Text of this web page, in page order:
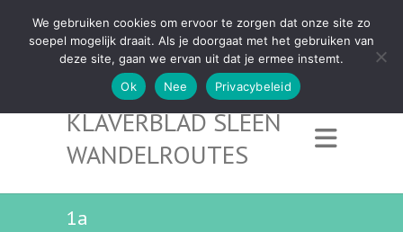
KLAVERBLAD SLEEN
WANDELROUTES
1a
We gebruiken cookies om ervoor te zorgen dat onze site zo
soepel mogelijk draait. Als je doorgaat met het gebruiken van
deze site, gaan we ervan uit dat je ermee instemt.
Ok
Nee Privacybeleid